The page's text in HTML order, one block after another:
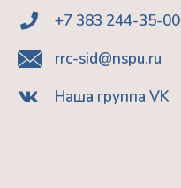
+7 383 244-35-00
rrc-sid@nspu.ru
Наша группа VK